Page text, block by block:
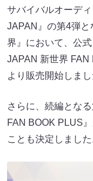
サバイバルオーデ
JAPAN』の第4弾
界』において、公
JAPAN 新世界 FAN
より販売開始しまし
さらに、続編とな
FAN BOOK PLUS
ことも決定しました